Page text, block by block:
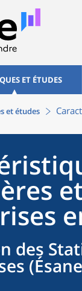
ET ÉTUDES
et études
des